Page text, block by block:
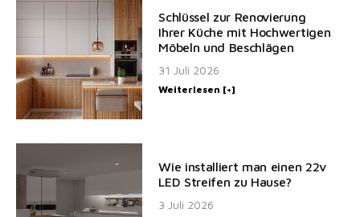
Schlüssel zur Renovierung
Ihrer Küche mit Hochwertigen
Möbeln und Beschlägen
31 Juli 2026
Weiterlesen [+]
Wie installiert man einen 22v
LED Streifen zu Hause?
3 Juli 2026